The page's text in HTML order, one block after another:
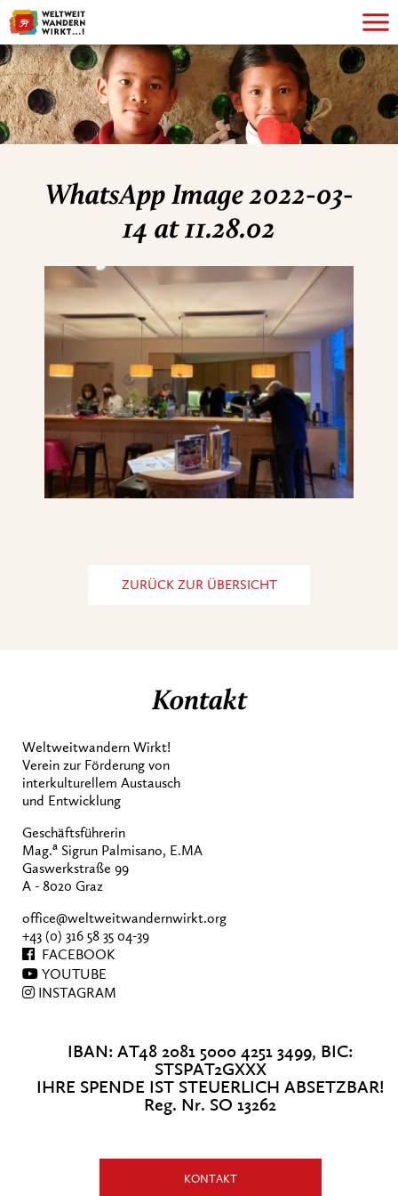
WhatsApp Image 2022-03-
14 at 11.28.02
ZURÜCK ZUR ÜBERSICHT
Kontakt
Weltweitwandern Wirkt!
Verein zur Förderung von
interkulturellem Austausch
und Entwicklung
Geschäftsführerin
Mag.a Sigrun Palmisano, E.MA
Gaswerkstraße 99
A - 8020 Graz
office@weltweitwandernwirkt.org
+43 (0) 316 58 35 04-39
FACEBOOK
YOUTUBE
INSTAGRAM
IBAN: AT48 2081 5000 4251 3499, BIC:
STSPAT2GXXX
IHRE SPENDE IST STEUERLICH ABSETZBAR!
Reg. Nr. SO 13262
KONTAKT